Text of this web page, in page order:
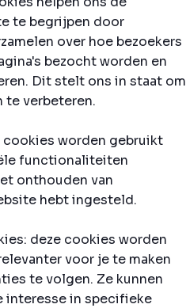
te begrijpen door
over hoe bezoekers
bezocht worden en
Dit stelt ons in staat om
te verbeteren.
worden gebruikt
functionaliteiten
onthouden van
hebt ingesteld.
deze cookies worden
voor je te maken
te volgen. Ze kunnen
interesse in specifieke